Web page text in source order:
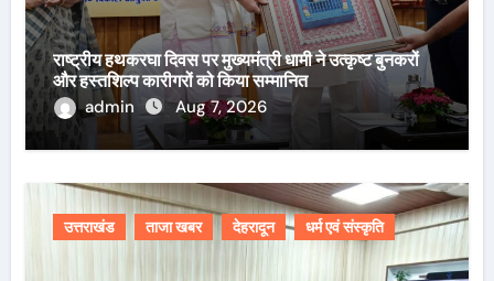
राष्ट्रीय हथकरघा दिवस पर मुख्यमंत्री धामी ने उत्कृष्ट बुनकरों
और हस्तशिल्प कारीगरों को किया सम्मानित
admin
Aug 7, 2026
उत्तराखंड ताजा खबर देहरादून धर्म एवं संस्कृति